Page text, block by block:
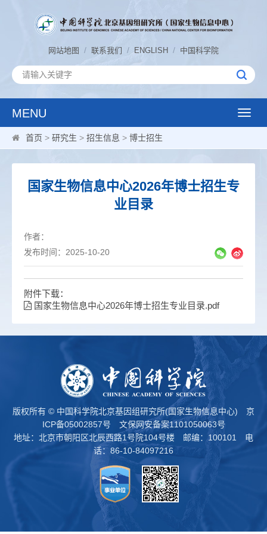
网站地图 / 联系我们 / ENGLISH / 中国科学院
MENU
Toggle
首页 > 研究生 > 招生信息 > 博士招生
国家生物信息中心2026年博士招生专
业目录
作者：
发布时间：2025-10-20
附件下载：
国家生物信息中心2026年博士招生专业目录.pdf
版权所有 © 中国科学院北京基因组研究所(国家生物信息中心) 京
ICP备05002857号
文保网安备案1101050063号
地址：北京市朝阳区北辰西路1号院104号楼 邮编：100101 电
话：86-10-84097216